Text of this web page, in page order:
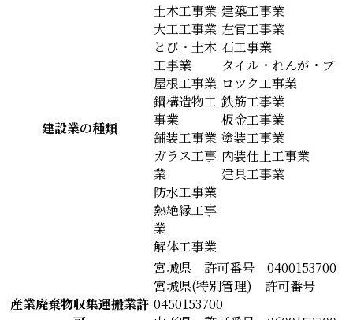
建設業の種類
土木工事業
大工工事業
とび・土木
工事業
屋根工事業
鋼構造物工
事業
舗装工事業
ガラス工事
業
防水工事業
熱絶縁工事
業
解体工事業
建築工事業
左官工事業
石工事業
タイル・れんが・ブ
ロツク工事業
鉄筋工事業
板金工事業
塗装工事業
内装仕上工事業
建具工事業
産業廃棄物収集運搬業許
宮城県 許可番号 0400153700
宮城県(特別管理) 許可番号
0450153700